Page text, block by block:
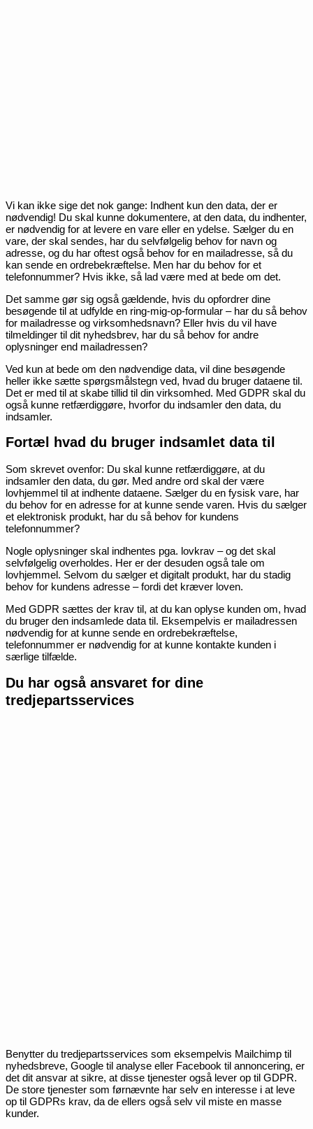
Vi kan ikke sige det nok gange: Indhent kun den data, der er
nødvendig! Du skal kunne dokumentere, at den data, du indhenter,
er nødvendig for at levere en vare eller en ydelse. Sælger du en
vare, der skal sendes, har du selvfølgelig behov for navn og
adresse, og du har oftest også behov for en mailadresse, så du
kan sende en ordrebekræftelse. Men har du behov for et
telefonnummer? Hvis ikke, så lad være med at bede om det.
Det samme gør sig også gældende, hvis du opfordrer dine
besøgende til at udfylde en ring-mig-op-formular – har du så behov
for mailadresse og virksomhedsnavn? Eller hvis du vil have
tilmeldinger til dit nyhedsbrev, har du så behov for andre
oplysninger end mailadressen?
Ved kun at bede om den nødvendige data, vil dine besøgende
heller ikke sætte spørgsmålstegn ved, hvad du bruger dataene til.
Det er med til at skabe tillid til din virksomhed. Med GDPR skal du
også kunne retfærdiggøre, hvorfor du indsamler den data, du
indsamler.
Fortæl hvad du bruger indsamlet data til
Som skrevet ovenfor: Du skal kunne retfærdiggøre, at du
indsamler den data, du gør. Med andre ord skal der være
lovhjemmel til at indhente dataene. Sælger du en fysisk vare, har
du behov for en adresse for at kunne sende varen. Hvis du sælger
et elektronisk produkt, har du så behov for kundens
telefonnummer?
Nogle oplysninger skal indhentes pga. lovkrav – og det skal
selvfølgelig overholdes. Her er der desuden også tale om
lovhjemmel. Selvom du sælger et digitalt produkt, har du stadig
behov for kundens adresse – fordi det kræver loven.
Med GDPR sættes der krav til, at du kan oplyse kunden om, hvad
du bruger den indsamlede data til. Eksempelvis er mailadressen
nødvendig for at kunne sende en ordrebekræftelse,
telefonnummer er nødvendig for at kunne kontakte kunden i
særlige tilfælde.
Du har også ansvaret for dine
tredjepartsservices
Benytter du tredjepartsservices som eksempelvis Mailchimp til
nyhedsbreve, Google til analyse eller Facebook til annoncering, er
det dit ansvar at sikre, at disse tjenester også lever op til GDPR.
De store tjenester som førnævnte har selv en interesse i at leve
op til GDPRs krav, da de ellers også selv vil miste en masse
kunder.